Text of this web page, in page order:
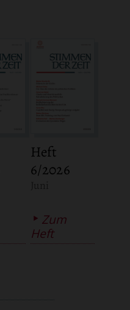
Heft
6/2026
Zum
Heft